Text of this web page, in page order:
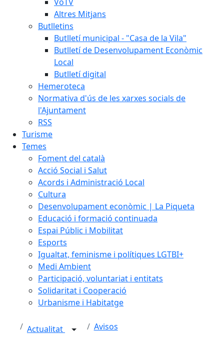
Altres Mitjans
Butlletins
Butlletí municipal - "Casa de la Vila"
Butlletí de Desenvolupament Econòmic
Local
Butlletí digital
Hemeroteca
Normativa d'ús de les xarxes socials de
l'Ajuntament
RSS
Turisme
Temes
Foment del català
Acció Social i Salut
Acords i Administració Local
Cultura
Desenvolupament econòmic | La Piqueta
Educació i formació continuada
Espai Públic i Mobilitat
Esports
Igualtat, feminisme i polítiques LGTBI+
Medi Ambient
Participació, voluntariat i entitats
Solidaritat i Cooperació
Urbanisme i Habitatge
Actualitat Avisos